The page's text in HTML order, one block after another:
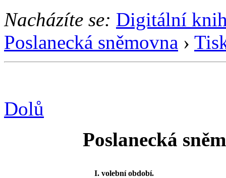
Nacházíte se: Digitální
Poslanecká sněmovna ›
Dolů
Poslanecká
I. volební období.